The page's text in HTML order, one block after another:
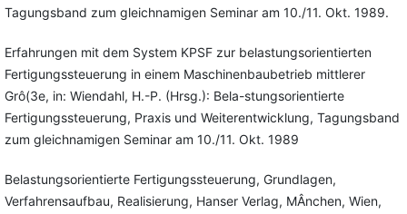
Tagungsband zum gleichnamigen Seminar am 10./11. Okt. 1989.
Erfahrungen mit dem System KPSF zur belastungsorientierten
Fertigungssteuerung in einem Maschinenbaubetrieb mittlerer
Grô(3e, in: Wiendahl, H.-P. (Hrsg.): Bela-stungsorientierte
Fertigungssteuerung, Praxis und Weiterentwicklung, Tagungsband
zum gleichnamigen Seminar am 10./11. Okt. 1989
Belastungsorientierte Fertigungssteuerung, Grundlagen,
Verfahrensaufbau, Realisierung, Hanser Verlag, MÂnchen, Wien,